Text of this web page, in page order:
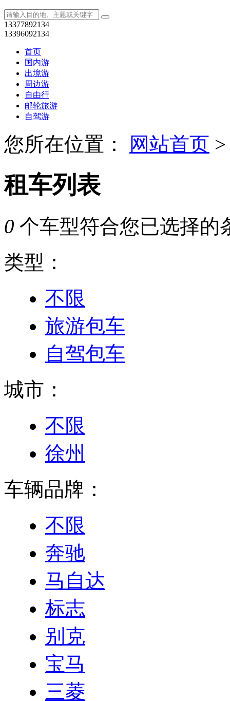
13377892134
13396092134
首页
国内游
出境游
周边游
自由行
邮轮旅游
自驾游
您所在位置： 网站首页 >
租车列表
0 个车型符合您已选择的
类型：
不限
旅游包车
自驾包车
城市：
不限
徐州
车辆品牌：
不限
奔驰
马自达
标志
别克
宝马
三菱